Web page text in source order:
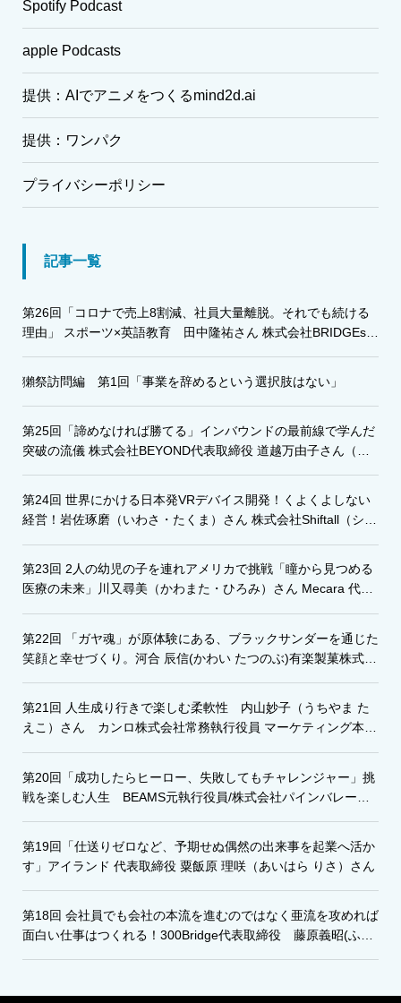
Spotify Podcast
apple Podcasts
提供：AIでアニメをつくるmind2d.ai
提供：ワンパク
プライバシーポリシー
記事一覧
第26回「コロナで売上8割減、社員大量離脱。それでも続ける
理由」 スポーツ×英語教育 田中隆祐さん 株式会社BRIDGEs・
獺祭訪問編 第1回「事業を辞めるという選択肢はない」
第25回「諦めなければ勝てる」インバウンドの最前線で学んだ
突破の流儀 株式会社BEYOND代表取締役 道越万由子さん（み
第24回 世界にかける日本発VRデバイス開発！くよくよしない
経営！岩佐琢磨（いわさ・たくま）さん 株式会社Shiftall（シフ
第23回 2人の幼児の子を連れアメリカで挑戦「瞳から見つめる
医療の未来」川又尋美（かわまた・ひろみ）さん Mecara 代表
第22回 「ガヤ魂」が原体験にある、ブラックサンダーを通じた
笑顔と幸せづくり。河合 辰信(かわい たつのぶ)有楽製菓株式会
第21回 人生成り行きで楽しむ柔軟性 内山妙子（うちやま た
えこ）さん カンロ株式会社常務執行役員 マーケティング本部
第20回「成功したらヒーロー、失敗してもチャレンジャー」挑
戦を楽しむ人生 BEAMS元執行役員/株式会社パインバレー代
第19回「仕送りゼロなど、予期せぬ偶然の出来事を起業へ活か
す」アイランド 代表取締役 粟飯原 理咲（あいはら りさ）さん
第18回 会社員でも会社の本流を進むのではなく亜流を攻めれば
面白い仕事はつくれる！300Bridge代表取締役 藤原義昭(ふじ